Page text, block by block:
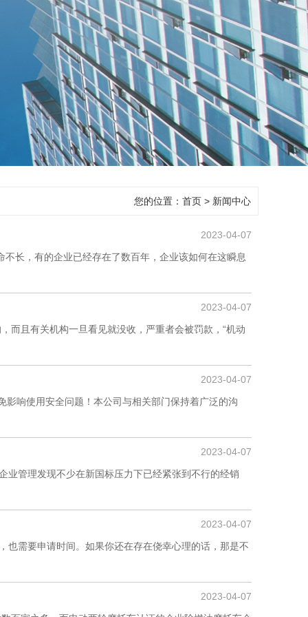
您的位置： 首页 > 新闻中心
长，有的企业已经存在了数百年，企业该如何在这瞬息
2023-04-07
而且有关机构一旦看见就没收，严重者会被罚款，“机动
2023-04-07
响使用安全问题！本公司与相关部门保持着广泛的沟
2023-04-07
业管理发现不少在新国标压力下已经紧张到不行的经销
2023-04-07
需要申请时间。如果你还在存在侥幸心理的话，那是不
2023-04-07
2023-04-07